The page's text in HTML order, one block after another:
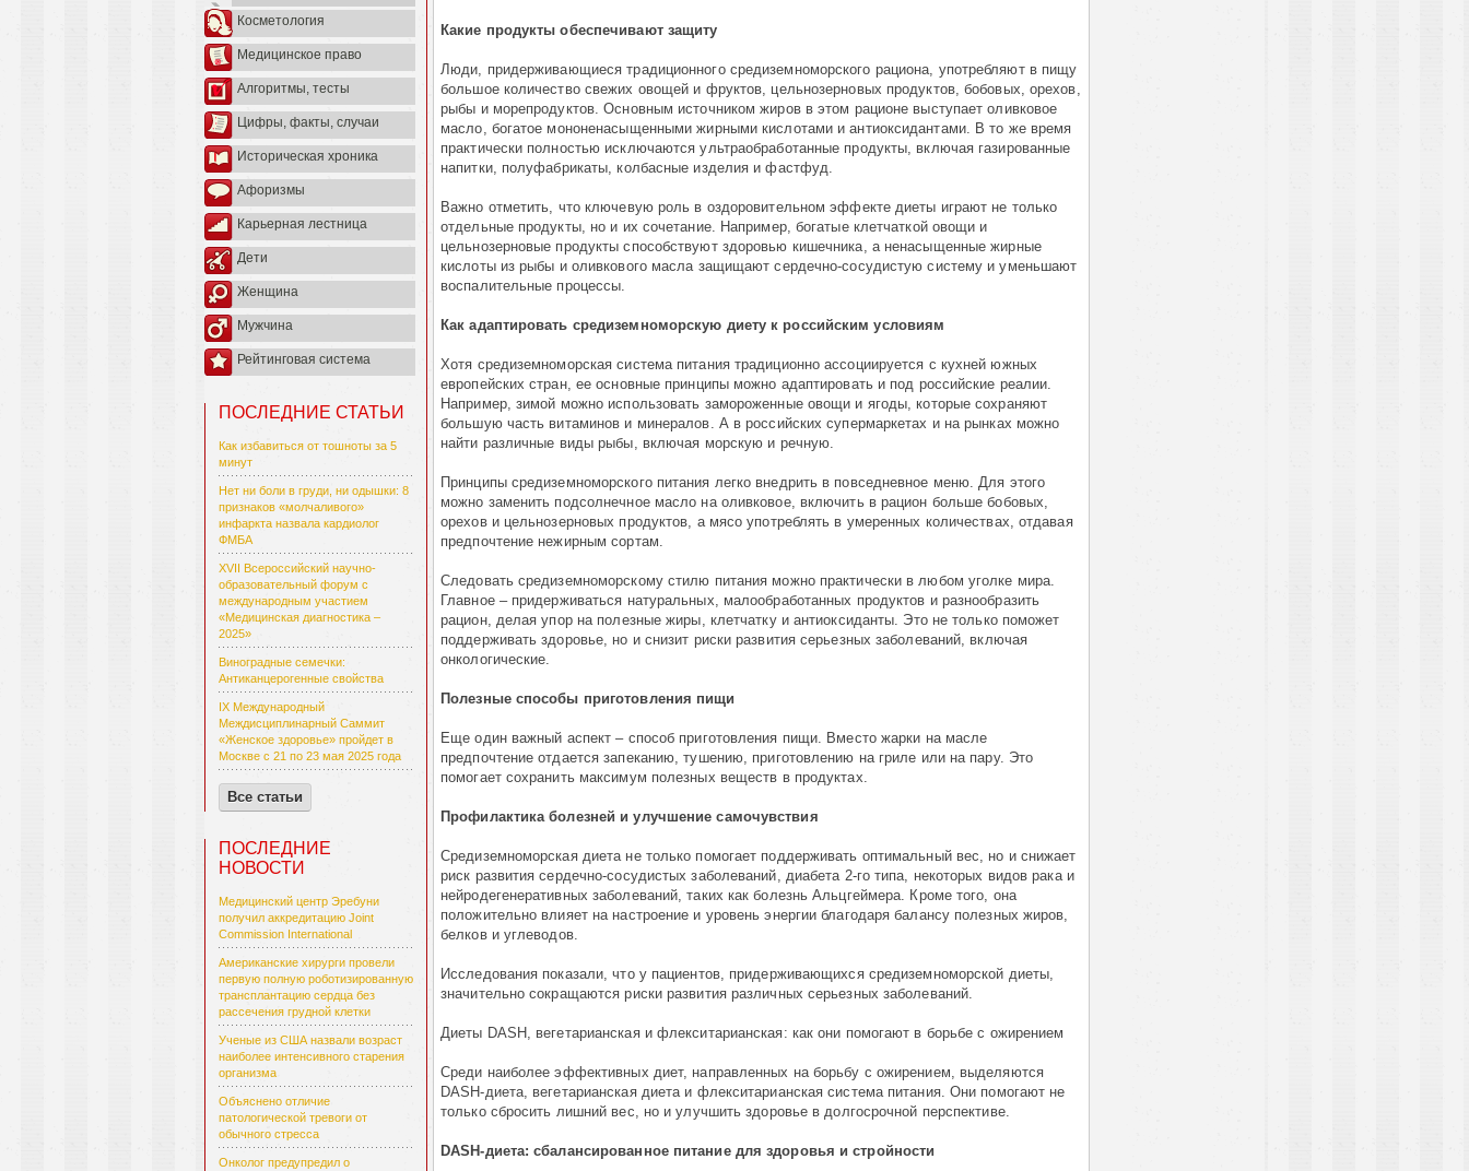
Косметология
Медицинское право
Алгоритмы, тесты
Цифры, факты, случаи
Историческая хроника
Афоризмы
Карьерная лестница
Дети
Женщина
Мужчина
Рейтинговая система
ПОСЛЕДНИЕ СТАТЬИ
Как избавиться от тошноты за 5
минут
Нет ни боли в груди, ни одышки: 8
признаков «молчаливого»
инфаркта назвала кардиолог
ФМБА
XVII Всероссийский научно-
образовательный форум с
международным участием
«Медицинская диагностика –
2025»
Виноградные семечки:
Антиканцерогенные свойства
IX Международный
Междисциплинарный Саммит
«Женское здоровье» пройдет в
Москве с 21 по 23 мая 2025 года
Все статьи
ПОСЛЕДНИЕ
НОВОСТИ
Медицинский центр Эребуни
получил аккредитацию Joint
Commission International
Американские хирурги провели
первую полную роботизированную
трансплантацию сердца без
рассечения грудной клетки
Ученые из США назвали возраст
наиболее интенсивного старения
организма
Объяснено отличие
патологической тревоги от
обычного стресса
Онколог предупредил о
Какие продукты обеспечивают защиту
Люди, придерживающиеся традиционного средиземноморского рациона, употребляют в пищу
большое количество свежих овощей и фруктов, цельнозерновых продуктов, бобовых, орехов,
рыбы и морепродуктов. Основным источником жиров в этом рационе выступает оливковое
масло, богатое мононенасыщенными жирными кислотами и антиоксидантами. В то же время
практически полностью исключаются ультраобработанные продукты, включая газированные
напитки, полуфабрикаты, колбасные изделия и фастфуд.
Важно отметить, что ключевую роль в оздоровительном эффекте диеты играют не только
отдельные продукты, но и их сочетание. Например, богатые клетчаткой овощи и
цельнозерновые продукты способствуют здоровью кишечника, а ненасыщенные жирные
кислоты из рыбы и оливкового масла защищают сердечно-сосудистую систему и уменьшают
воспалительные процессы.
Как адаптировать средиземноморскую диету к российским условиям
Хотя средиземноморская система питания традиционно ассоциируется с кухней южных
европейских стран, ее основные принципы можно адаптировать и под российские реалии.
Например, зимой можно использовать замороженные овощи и ягоды, которые сохраняют
большую часть витаминов и минералов. А в российских супермаркетах и на рынках можно
найти различные виды рыбы, включая морскую и речную.
Принципы средиземноморского питания легко внедрить в повседневное меню. Для этого
можно заменить подсолнечное масло на оливковое, включить в рацион больше бобовых,
орехов и цельнозерновых продуктов, а мясо употреблять в умеренных количествах, отдавая
предпочтение нежирным сортам.
Следовать средиземноморскому стилю питания можно практически в любом уголке мира.
Главное – придерживаться натуральных, малообработанных продуктов и разнообразить
рацион, делая упор на полезные жиры, клетчатку и антиоксиданты. Это не только поможет
поддерживать здоровье, но и снизит риски развития серьезных заболеваний, включая
онкологические.
Полезные способы приготовления пищи
Еще один важный аспект – способ приготовления пищи. Вместо жарки на масле
предпочтение отдается запеканию, тушению, приготовлению на гриле или на пару. Это
помогает сохранить максимум полезных веществ в продуктах.
Профилактика болезней и улучшение самочувствия
Средиземноморская диета не только помогает поддерживать оптимальный вес, но и снижает
риск развития сердечно-сосудистых заболеваний, диабета 2-го типа, некоторых видов рака и
нейродегенеративных заболеваний, таких как болезнь Альцгеймера. Кроме того, она
положительно влияет на настроение и уровень энергии благодаря балансу полезных жиров,
белков и углеводов.
Исследования показали, что у пациентов, придерживающихся средиземноморской диеты,
значительно сокращаются риски развития различных серьезных заболеваний.
Диеты DASH, вегетарианская и флекситарианская: как они помогают в борьбе с ожирением
Среди наиболее эффективных диет, направленных на борьбу с ожирением, выделяются
DASH-диета, вегетарианская диета и флекситарианская система питания. Они помогают не
только сбросить лишний вес, но и улучшить здоровье в долгосрочной перспективе.
DASH-диета: сбалансированное питание для здоровья и стройности